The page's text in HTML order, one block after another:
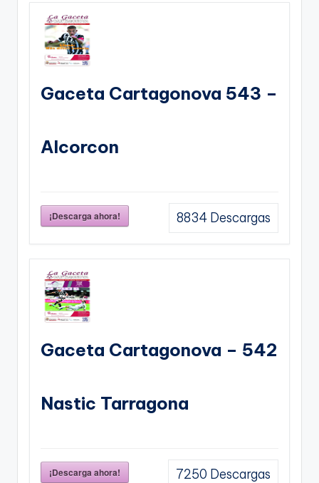
Gaceta Cartagonova 543 –
Alcorcon
¡Descarga ahora! 8834 Descargas
Gaceta Cartagonova – 542
Nastic Tarragona
¡Descarga ahora! 7250 Descargas